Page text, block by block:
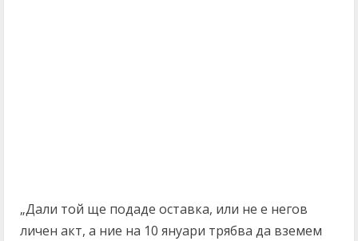
„Дали той ще подаде оставка, или не е негов
личен акт, а ние на 10 януари трябва да вземем